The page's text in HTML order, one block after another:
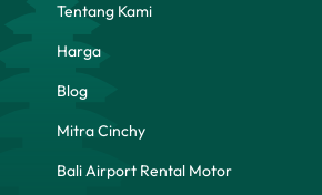
Tentang Kami
Harga
Blog
Mitra Cinchy
Bali Airport Rental Motor